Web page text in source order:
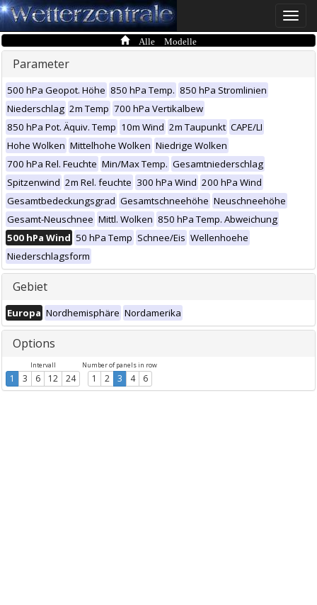
Toggle
Alle Modelle
Parameter
500 hPa Geopot. Höhe 850 hPa Temp. 850 hPa Stromlinien
Niederschlag 2m Temp 700 hPa Vertikalbew
850 hPa Pot. Äquiv. Temp 10m Wind 2m Taupunkt CAPE/LI
Hohe Wolken Mittelhohe Wolken Niedrige Wolken
700 hPa Rel. Feuchte Min/Max Temp. Gesamtniederschlag
Spitzenwind 2m Rel. feuchte 300 hPa Wind 200 hPa Wind
Gesamtbedeckungsgrad Gesamtschneehöhe Neuschneehöhe
Gesamt-Neuschnee Mittl. Wolken 850 hPa Temp. Abweichung
500 hPa Wind 50 hPa Temp Schnee/Eis Wellenhoehe
Niederschlagsform
Gebiet
Europa Nordhemisphäre Nordamerika
Options
Intervall
1 3 6 12 24
Number of panels in row
1 2 3 4 6